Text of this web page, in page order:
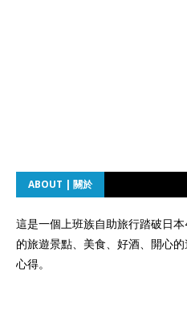
ABOUT | 關於
這是一個上班族自助旅行踏破日
的旅遊景點、美食、好酒、開心
心得。